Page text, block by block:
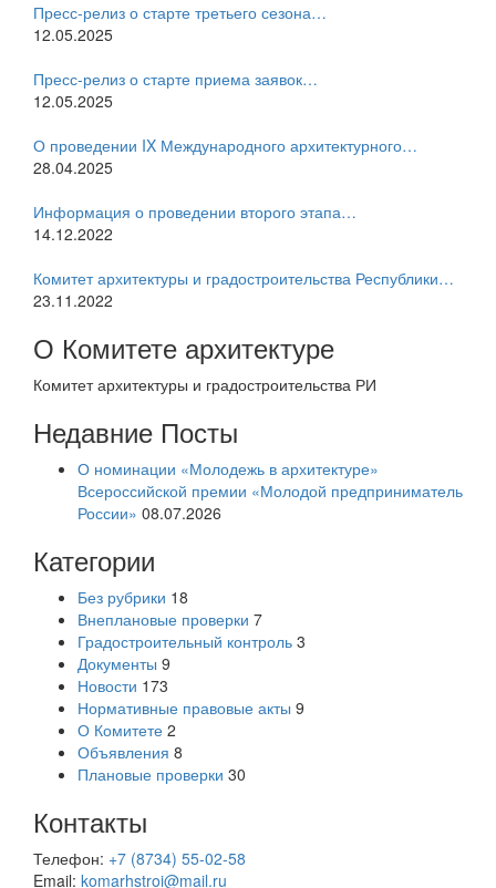
Пресс-релиз о старте третьего сезона…
12.05.2025
Пресс-релиз о старте приема заявок…
12.05.2025
О проведении IX Международного архитектурного…
28.04.2025
Информация о проведении второго этапа…
14.12.2022
Комитет архитектуры и градостроительства Республики…
23.11.2022
О Комитете архитектуре
Комитет архитектуры и градостроительства РИ
Недавние Посты
О номинации «Молодежь в архитектуре»
Всероссийской премии «Молодой предприниматель
России» 08.07.2026
Категории
Без рубрики 18
Внеплановые проверки 7
Градостроительный контроль 3
Документы 9
Новости 173
Нормативные правовые акты 9
О Комитете 2
Объявления 8
Плановые проверки 30
Контакты
Телефон: +7 (8734) 55-02-58
Email: komarhstroi@mail.ru